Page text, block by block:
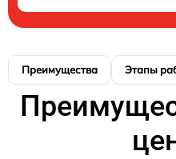
Преимущества Этапы